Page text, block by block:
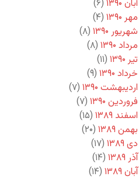
آبان ۱۳۹۰
(۶)
مهر ۱۳۹۰
(۴)
شهریور ۱۳۹۰
(۸)
مرداد ۱۳۹۰
(۸)
تیر ۱۳۹۰
(۱۱)
خرداد ۱۳۹۰
(۹)
اردیبهشت ۱۳۹۰
(۷)
فروردین ۱۳۹۰
(۷)
اسفند ۱۳۸۹
(۱۵)
بهمن ۱۳۸۹
(۲۰)
دی ۱۳۸۹
(۱۷)
آذر ۱۳۸۹
(۱۴)
آبان ۱۳۸۹
(۱۴)